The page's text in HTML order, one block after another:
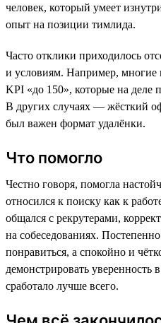
человек, который умеет
опыт на позиции тимлида.
Часто отклики приходилось
и условиям. Например, многие
KPI «до 150», которые на деле
В других случаях — жёсткий
был важен формат удалёнки.
Что помогло
Честно говоря, помогла
относился к поиску как к
общался с рекрутерами,
на собеседованиях.
понравиться, а спокойно и
демонстрировать уверенность
сработало лучше всего.